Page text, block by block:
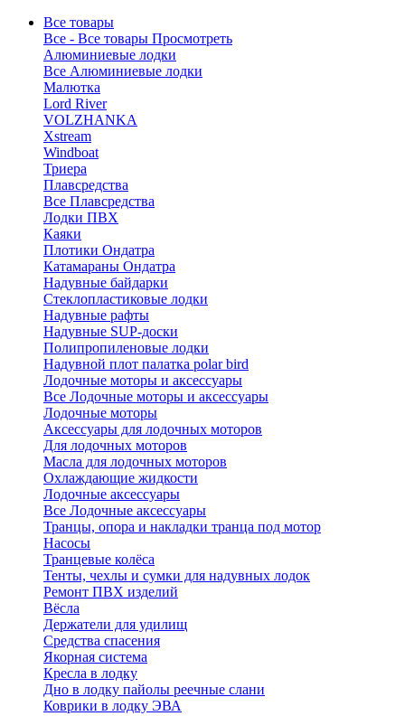
Все товары
Все - Все товары Просмотреть
Алюминиевые лодки
Все Алюминиевые лодки
Малютка
Lord River
VOLZHANKA
Xstream
Windboat
Триера
Плавсредства
Все Плавсредства
Лодки ПВХ
Каяки
Плотики Ондатра
Катамараны Ондатра
Надувные байдарки
Стеклопластиковые лодки
Надувные рафты
Надувные SUP-доски
Полипропиленовые лодки
Надувной плот палатка polar bird
Лодочные моторы и аксессуары
Все Лодочные моторы и аксессуары
Лодочные моторы
Аксессуары для лодочных моторов
Для лодочных моторов
Масла для лодочных моторов
Охлаждающие жидкости
Лодочные аксессуары
Все Лодочные аксессуары
Транцы, опора и накладки транца под мотор
Насосы
Транцевые колёса
Тенты, чехлы и сумки для надувных лодок
Ремонт ПВХ изделий
Вёсла
Держатели для удилищ
Средства спасения
Якорная система
Кресла в лодку
Дно в лодку пайолы реечные слани
Коврики в лодку ЭВА